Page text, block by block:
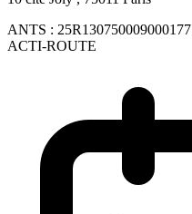
ANTS : 25R130750009000177
ACTI-ROUTE